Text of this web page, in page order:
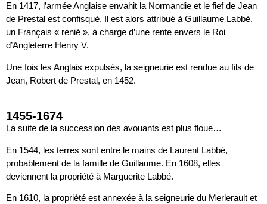
En 1417, l’armée Anglaise envahit la Normandie et le fief de Jean
de Prestal est confisqué. Il est alors attribué à Guillaume Labbé,
un Français « renié », à charge d’une rente envers le Roi
d’Angleterre Henry V.
Une fois les Anglais expulsés, la seigneurie est rendue au fils de
Jean, Robert de Prestal, en 1452.
1455-1674
La suite de la succession des avouants est plus floue…
En 1544, les terres sont entre le mains de Laurent Labbé,
probablement de la famille de Guillaume. En 1608, elles
deviennent la propriété à Marguerite Labbé.
En 1610, la propriété est annexée à la seigneurie du Merlerault et